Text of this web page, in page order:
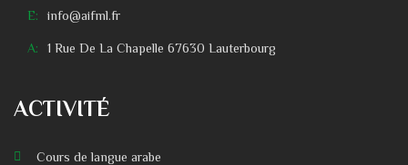
E: info@aifml.fr
A: 1 Rue De La Chapelle 67630 Lauterbourg
ACTIVITÉ
Cours de langue arabe